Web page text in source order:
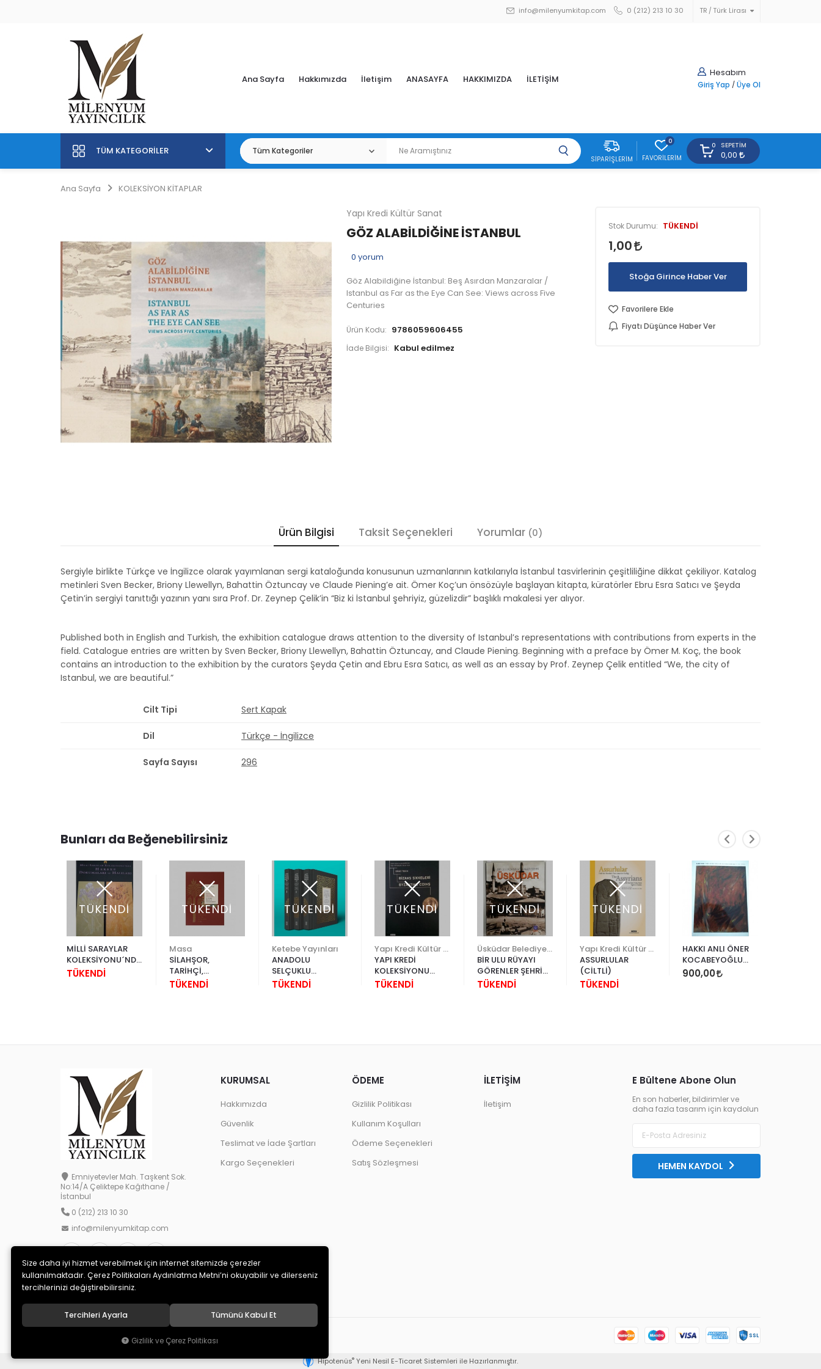
TR Türk Lirası
info@milenyumkitap.com 0 (212) 213 10 30
Hesabım
Giriş Yap / Üye Ol
Ana Sayfa Hakkımızda İletişim ANASAYFA HAKKIMIZDA İLETİŞİM
TÜM KATEGORILER
SIPARIŞLERIM
0
FAVORILERIM
0 SEPETIM
0,00
Ana Sayfa KOLEKSİYON KİTAPLAR
Yapı Kredi Kültür Sanat
GÖZ ALABİLDİĞİNE İSTANBUL
0 yorum
Göz Alabildiğine İstanbul: Beş Asırdan Manzaralar /
Istanbul as Far as the Eye Can See: Views across Five
Centuries
Ürün Kodu: 9786059606455
İade Bilgisi:
Stok Durumu: TÜKENDİ
1,00
Stoğa Girince Haber Ver
Favorilere Ekle
Fiyatı Düşünce Haber Ver
Ürün Bilgisi Taksit Seçenekleri Yorumlar (0)
Sergiyle birlikte Türkçe ve İngilizce olarak yayımlanan sergi kataloğunda konusunun uzmanlarının katkılarıyla İstanbul tasvirlerinin çeşitliliğine dikkat çekiliyor. Katalog
metinleri Sven Becker, Briony Llewellyn, Bahattin Öztuncay ve Claude Piening’e ait. Ömer Koç’un önsözüyle başlayan kitapta, küratörler Ebru Esra Satıcı ve Şeyda
Çetin’in sergiyi tanıttığı yazının yanı sıra Prof. Dr. Zeynep Çelik’in “Biz ki İstanbul şehriyiz, güzelizdir” başlıklı makalesi yer alıyor.
Published both in English and Turkish, the exhibition catalogue draws attention to the diversity of Istanbul’s representations with contributions from experts in the
field. Catalogue entries are written by Sven Becker, Briony Llewellyn, Bahattin Öztuncay, and Claude Piening. Beginning with a preface by Ömer M. Koç, the book
contains an introduction to the exhibition by the curators Şeyda Çetin and Ebru Esra Satıcı, as well as an essay by Prof. Zeynep Çelik entitled “We, the city of
Istanbul, we are beautiful.”
Cilt Tipi Sert Kapak
Dil Türkçe - İngilizce
Sayfa Sayısı 296
Bunları da Beğenebilirsiniz
TÜKENDİ
MİLLİ SARAYLAR
KOLEKSİYONU´NDA
HEREKE
TÜKENDİ
TÜKENDİ
Masa
SİLAHŞOR,
TARİHÇİ,
MATEMATİKÇİ,
TÜKENDİ
TÜKENDİ
Ketebe Yayınları
ANADOLU
SELÇUKLU
SANATININ
TÜKENDİ
TÜKENDİ
YAPI KREDİ
KOLEKSİYONU
BİZANS SİKKELERİ
TÜKENDİ
TÜKENDİ
BİR ULU RÜYAYI
GÖRENLER ŞEHRİ
ÜSKÜDAR
TÜKENDİ
TÜKENDİ
ASSURLULAR
(CİLTLİ)
TÜKENDİ
HAKKI ANLI ÖNER
KOCABEYOĞLU
KOLEKSİYON
900,00
Emniyetevler Mah. Taşkent Sok.
No:14/A Çeliktepe Kağıthane /
İstanbul
0 (212) 213 10 30
info@milenyumkitap.com
E Bültene Abone Olun
En son haberler, bildirimler ve
daha fazla tasarım için kaydolun
HEMEN KAYDOL
KURUMSAL
Hakkımızda
Güvenlik
Teslimat ve İade Şartları
Kargo Seçenekleri
ÖDEME
Gizlilik Politikası
Kullanım Koşulları
Ödeme Seçenekleri
Satış Sözleşmesi
İLETİŞİM
İletişim
Hipotenüs®Yeni Nesil E-Ticaret Sistemleri ile Hazırlanmıştır.
Size daha iyi hizmet verebilmek için internet sitemizde çerezler
kullanılmaktadır. Çerez Politikaları Aydınlatma Metni’ni okuyabilir ve dilerseniz
tercihlerinizi değiştirebilirsiniz.
Tercihleri Ayarla Tümünü Kabul Et
Gizlilik ve Çerez Politikası